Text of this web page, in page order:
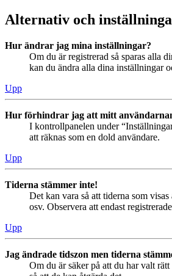
Alternativ och
Hur ändrar jag mina inställningar?
Om du är registrerad så sparas alla
kan du ändra alla dina inställningar
Upp
Hur förhindrar jag att mitt
I kontrollpanelen under
att räknas som en dold användare.
Upp
Tiderna stämmer inte!
Det kan vara så att tiderna som
osv. Observera att endast
Upp
Jag ändrade tidszon men tiderna
Om du är säker på att du har valt